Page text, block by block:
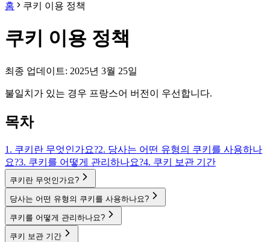
홈
쿠키 이용 정책
쿠키 이용 정책
최종 업데이트: 2025년 3월 25일
불일치가 있는 경우 프랑스어 버전이 우선합니다.
목차
1. 쿠키란 무엇인가요?2. 당사는 어떤 유형의 쿠키를 사용하나
요?3. 쿠키를 어떻게 관리하나요?4. 쿠키 보관 기간
쿠키란 무엇인가요?
당사는 어떤 유형의 쿠키를 사용하나요?
쿠키를 어떻게 관리하나요?
쿠키 보관 기간